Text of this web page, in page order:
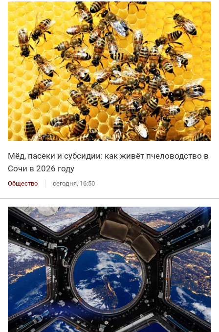
Мёд, пасеки и субсидии: как живёт пчеловодство в
Сочи в 2026 году
Общество сегодня, 16:50